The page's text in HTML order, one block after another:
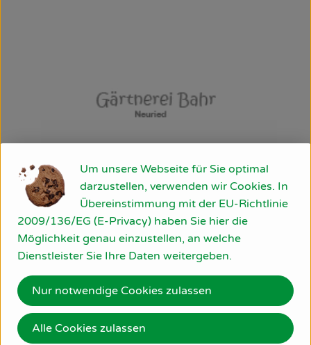
Um unsere Webseite für Sie optimal
darzustellen, verwenden wir Cookies. In
Übereinstimmung mit der EU-Richtlinie
2009/136/EG (E-Privacy) haben Sie hier die
Möglichkeit genau einzustellen, an welche
Dienstleister Sie Ihre Daten weitergeben.
Nur notwendige Cookies zulassen
Alle Cookies zulassen